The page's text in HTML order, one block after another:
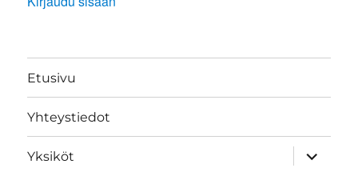
Etusivu
Yhteystiedot
Yksiköt
näytä